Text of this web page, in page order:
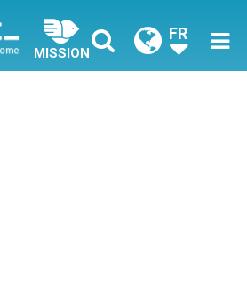
MISSION
FR